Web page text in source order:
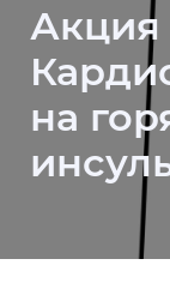
на